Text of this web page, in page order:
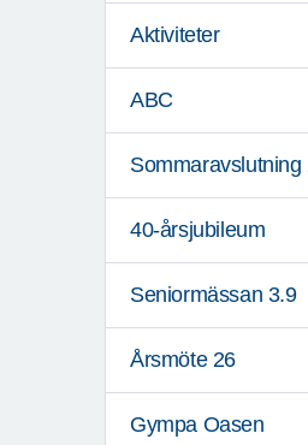
Aktiviteter
ABC
Sommaravslutning
40-årsjubileum
Seniormässan 3.9
Årsmöte 26
Gympa Oasen